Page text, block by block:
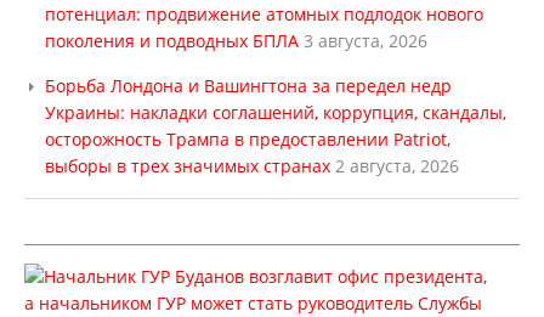
потенциал: продвижение атомных подлодок нового
поколения и подводных БПЛА 3 августа, 2026
Борьба Лондона и Вашингтона за передел недр
Украины: накладки соглашений, коррупция, скандалы,
осторожность Трампа в предоставлении Patriot,
выборы в трех значимых странах 2 августа, 2026